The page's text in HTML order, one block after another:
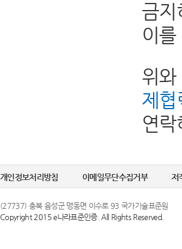
금지
이
위
제
연
개인정보처리방침 이메일무단수집거부 저
(27737) 충북 음성군 맹동면 이수로 93 국가기술표준원
Copyright 2015 e나라표준인증. All Rights Reserved.